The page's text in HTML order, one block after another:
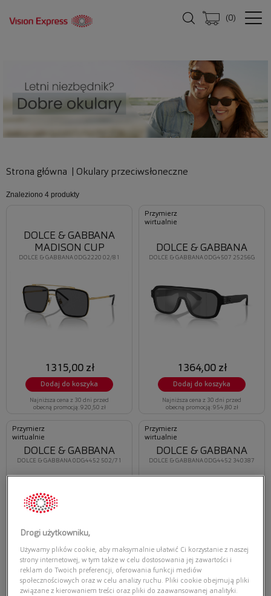
(0)
Strona główna Okulary przeciwsłoneczne
Znaleziono 4 produkty
DOLCE & GABBANA 0DG2220 02/81
DOLCE & GABBANA
MADISON CUP
1315,00 zł
Dodaj do koszyka
Najniższa cena z 30 dni przed
obecną promocją: 920,50 zł
Przymierz
wirtualnie
DOLCE & GABBANA 0DG4507 25256G
DOLCE & GABBANA
1364,00 zł
Dodaj do koszyka
Najniższa cena z 30 dni przed
obecną promocją: 954,80 zł
Przymierz
wirtualnie
DOLCE & GABBANA 0DG4452 502/71
DOLCE & GABBANA
1299,00 zł909,30 zł
Dodaj do koszyka
Przymierz
wirtualnie
DOLCE & GABBANA 0DG4452 340387
DOLCE & GABBANA
1235,00 zł
Drogi użytkowniku,
Używamy plików cookie, aby maksymalnie ułatwić Ci korzystanie z naszej
strony internetowej, w tym także w celu dostosowania jej zawartości i
reklam do Twoich preferencji, oferowania funkcji mediów
społecznościowych oraz w celu analizy ruchu. Pliki cookie obejmują pliki
związane z kierowaniem treści oraz pliki do zaawansowanej analityki.